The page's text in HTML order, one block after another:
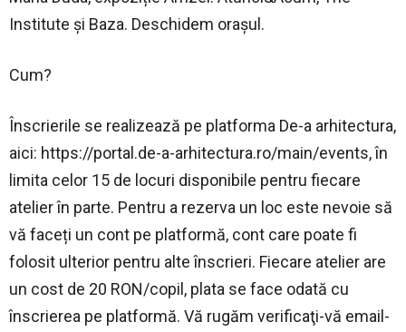
Institute și Baza. Deschidem orașul.
Cum?
Înscrierile se realizează pe platforma De-a arhitectura,
aici: https://portal.de-a-arhitectura.ro/main/events, în
limita celor 15 de locuri disponibile pentru fiecare
atelier în parte. Pentru a rezerva un loc este nevoie să
vă faceți un cont pe platformă, cont care poate fi
folosit ulterior pentru alte înscrieri. Fiecare atelier are
un cost de 20 RON/copil, plata se face odată cu
înscrierea pe platformă. Vă rugăm verificaţi-vă email-